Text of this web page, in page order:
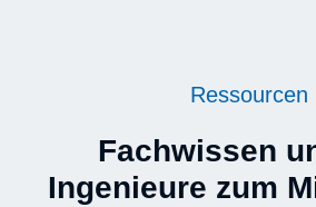
Ressourcen
Fachwissen
Ingenieure zum